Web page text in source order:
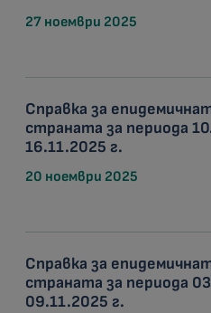
27 ноември 2025
Справка за
страната за периода
16.11.2025 г.
20 ноември 2025
Справка за
страната за периода
09.11.2025 г.